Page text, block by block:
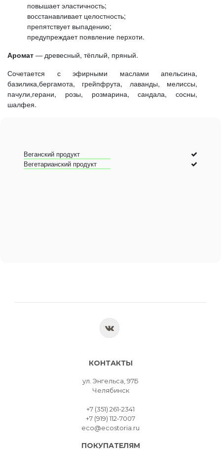
повышает эластичность;
восстанавливает целостность;
препятствует выпадению;
предупреждает появление перхоти.
Аромат ― древесный, тёплый, пряный.
Сочетается с эфирными маслами апельсина,
базилика,бергамота, грейпфрута, лаванды, мелиссы,
пачули,герани, розы, розмарина, сандала, сосны,
шалфея.
Веганский продукт
Вегетарианский продукт
КОНТАКТЫ
ул. Энгельса, 97Б
Челябинск
+7 (351) 261-2341
+7 (919) 112-7007
eco@ecostoria.ru
ПОКУПАТЕЛЯМ